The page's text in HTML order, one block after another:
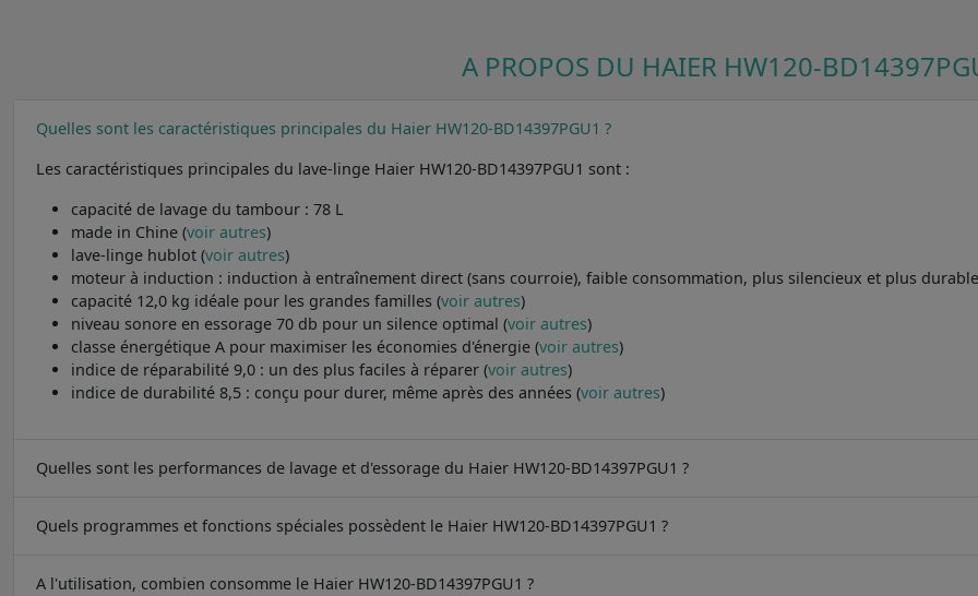
A PROPOS DU HAIER HW120-
Quelles sont les caractéristiques principales du Haier HW120-BD14397PGU1 ?
Les caractéristiques principales du lave-linge Haier HW120-BD14397PGU1 sont :
capacité de lavage du tambour : 78 L
made in Chine (voir autres)
lave-linge hublot (voir autres)
moteur à induction : induction à entraînement direct (sans courroie), faible consommation, plus silencieux et plus durable
capacité 12,0 kg idéale pour les grandes familles (voir autres)
niveau sonore en essorage 70 db pour un silence optimal (voir autres)
classe énergétique A pour maximiser les économies d'énergie (voir autres)
indice de réparabilité 9,0 : un des plus faciles à réparer (voir autres)
indice de durabilité 8,5 : conçu pour durer, même après des années (voir autres)
Quelles sont les performances de lavage et d'essorage du Haier HW120-BD14397PGU1 ?
Quels programmes et fonctions spéciales possèdent le Haier HW120-BD14397PGU1 ?
A l'utilisation, combien consomme le Haier HW120-BD14397PGU1 ?